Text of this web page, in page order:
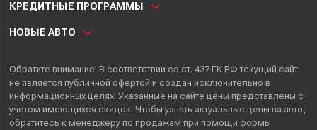
КРЕДИТНЫЕ ПРОГРАММЫ
НОВЫЕ АВТО
Обратите внимание! В соответствии со ст. 437 ГК РФ текущий сайт
не является публичной офертой и создан исключительно в
информационных целях. Указанные на сайте цены представлены с
учетом имеющихся скидок. Чтобы узнать актуальные цены на авто,
обратитесь к менеджеру по продажам при помощи формы